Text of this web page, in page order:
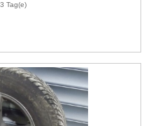
Tag(e)